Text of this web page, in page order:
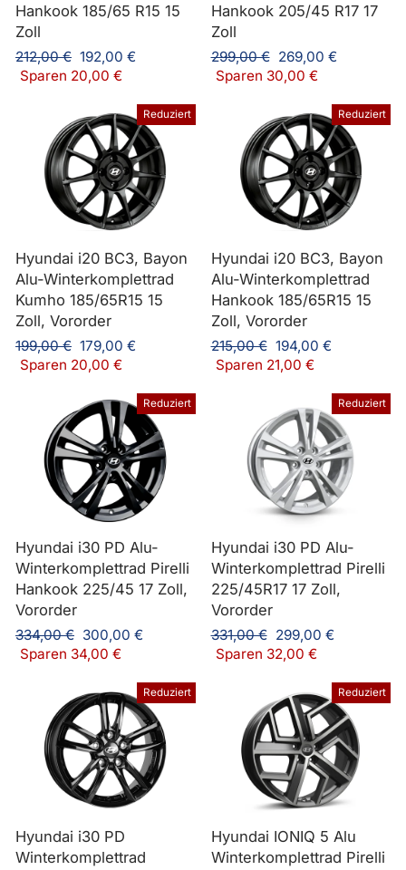
Hankook 185/65 R15 15
Zoll
Normaler
Preis
212,00 € Sonderpreis
192,00 €
Sparen 20,00 €
Hankook 205/45 R17 17
Zoll
Normaler
Preis
299,00 € Sonderpreis
269,00 €
Sparen 30,00 €
Reduziert
Hyundai i20 BC3, Bayon
Alu-Winterkomplettrad
Kumho 185/65R15 15
Zoll, Vororder
Normaler
Preis
199,00 € Sonderpreis
179,00 €
Sparen 20,00 €
Reduziert
Hyundai i20 BC3, Bayon
Alu-Winterkomplettrad
Hankook 185/65R15 15
Zoll, Vororder
Normaler
Preis
215,00 € Sonderpreis
194,00 €
Sparen 21,00 €
Reduziert
Hyundai i30 PD Alu-
Winterkomplettrad Pirelli
Hankook 225/45 17 Zoll,
Vororder
Normaler
Preis
334,00 € Sonderpreis
300,00 €
Sparen 34,00 €
Reduziert
Hyundai i30 PD Alu-
Winterkomplettrad Pirelli
225/45R17 17 Zoll,
Vororder
Normaler
Preis
331,00 € Sonderpreis
299,00 €
Sparen 32,00 €
Reduziert
Hyundai i30 PD
Winterkomplettrad
Reduziert
Hyundai IONIQ 5 Alu
Winterkomplettrad Pirelli